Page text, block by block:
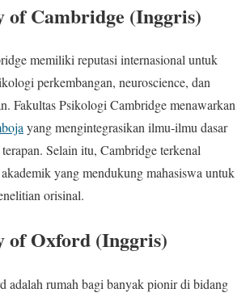
of Cambridge (Inggris)
memiliki reputasi internasional untuk
perkembangan, neuroscience, dan
Fakultas Psikologi Cambridge menawarkan
yang mengintegrasikan ilmu-ilmu dasar
Selain itu, Cambridge terkenal
yang mendukung mahasiswa untuk
orisinal.
of Oxford (Inggris)
adalah rumah bagi banyak pionir di bidang